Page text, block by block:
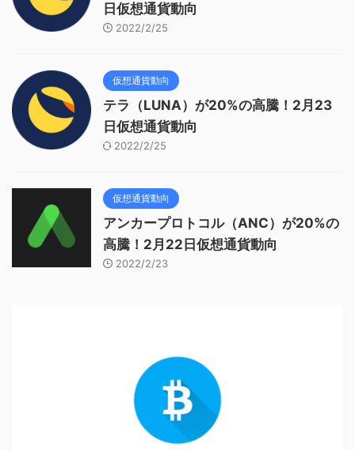
日仮想通貨動向
2022/2/25
仮想通貨動向
テラ（LUNA）が20%の高騰！2月23
日仮想通貨動向
2022/2/25
仮想通貨動向
アンカープロトコル（ANC）が20%の
高騰！2月22日仮想通貨動向
2022/2/23